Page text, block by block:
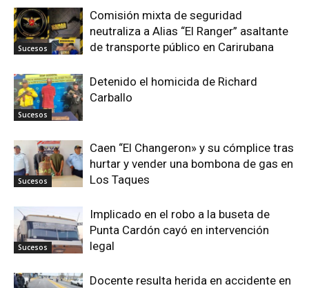
Sucesos
Comisión mixta de seguridad
neutraliza a Alias “El Ranger” asaltante
de transporte público en Carirubana
Sucesos
Detenido el homicida de Richard
Carballo
Sucesos
Caen “El Changeron» y su cómplice tras
hurtar y vender una bombona de gas en
Los Taques
Sucesos
Implicado en el robo a la buseta de
Punta Cardón cayó en intervención
legal
Docente resulta herida en accidente en